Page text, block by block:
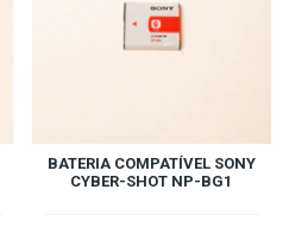
BATERIA COMPATÍVEL SONY
CYBER-SHOT NP-BG1